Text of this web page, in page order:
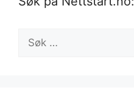
etter: